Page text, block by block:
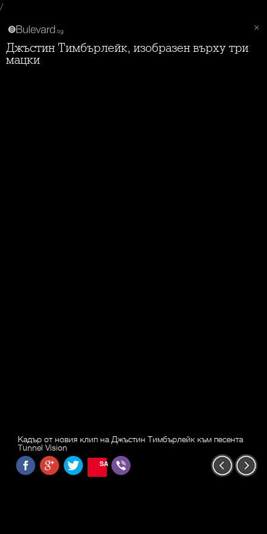
/
Джъстин Тимбърлейк, изобразен върху три
мацки
Кадър от новия клип на Джъстин Тимбърлейк към песента
Tunnel Vision
SAVE